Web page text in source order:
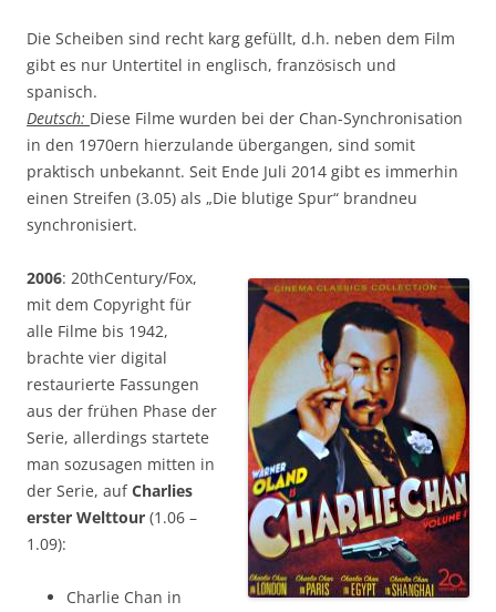
Die Scheiben sind recht karg gefüllt, d.h. neben dem Film
gibt es nur Untertitel in englisch, französisch und
spanisch.
Deutsch: Diese Filme wurden bei der Chan-Synchronisation
in den 1970ern hierzulande übergangen, sind somit
praktisch unbekannt. Seit Ende Juli 2014 gibt es immerhin
einen Streifen (3.05) als „Die blutige Spur“ brandneu
synchronisiert.
2006: 20thCentury/Fox,
mit dem Copyright für
alle Filme bis 1942,
brachte vier digital
restaurierte Fassungen
aus der frühen Phase der
Serie, allerdings startete
man sozusagen mitten in
der Serie, aufCharlies
erster Welttour (1.06 –
1.09):
Charlie Chan in